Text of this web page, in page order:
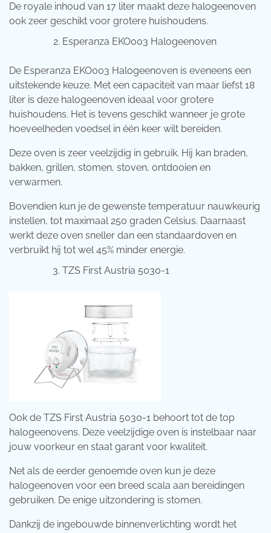
De royale inhoud van 17 liter maakt deze halogeenoven
ook zeer geschikt voor grotere huishoudens.
Esperanza EKO003 Halogeenoven
De Esperanza EKO003 Halogeenoven is eveneens een
uitstekende keuze. Met een capaciteit van maar liefst 18
liter is deze halogeenoven ideaal voor grotere
huishoudens. Het is tevens geschikt wanneer je grote
hoeveelheden voedsel in één keer wilt bereiden.
Deze oven is zeer veelzijdig in gebruik. Hij kan braden,
bakken, grillen, stomen, stoven, ontdooien en
verwarmen.
Bovendien kun je de gewenste temperatuur nauwkeurig
instellen, tot maximaal 250 graden Celsius. Daarnaast
werkt deze oven sneller dan een standaardoven en
verbruikt hij tot wel 45% minder energie.
TZS First Austria 5030-1
Ook de TZS First Austria 5030-1 behoort tot de top
halogeenovens. Deze veelzijdige oven is instelbaar naar
jouw voorkeur en staat garant voor kwaliteit.
Net als de eerder genoemde oven kun je deze
halogeenoven voor een breed scala aan bereidingen
gebruiken. De enige uitzondering is stomen.
Dankzij de ingebouwde binnenverlichting wordt het